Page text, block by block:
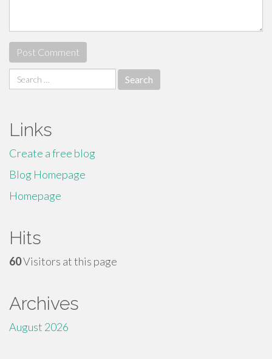
Search
for:
Links
Create a free blog
Blog Homepage
Homepage
Hits
60Visitors at this page
Archives
August 2026